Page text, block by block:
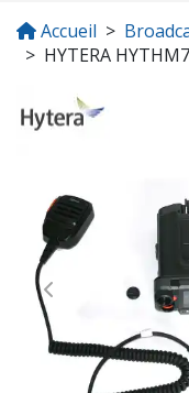
Accueil
HYTERA
Previous